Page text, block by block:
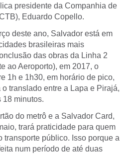
presidente da Companhia de
Eduardo Copello.
deste ano, Salvador está em
brasileiras mais
das obras da Linha 2
ao Aeroporto), em 2017, o
1h e 1h30, em horário de pico,
translado entre a Lapa e Pirajá,
18 minutos.
do metrô e a Salvador Card,
trará praticidade para quem
transporte público. Isso porque a
num período de até duas